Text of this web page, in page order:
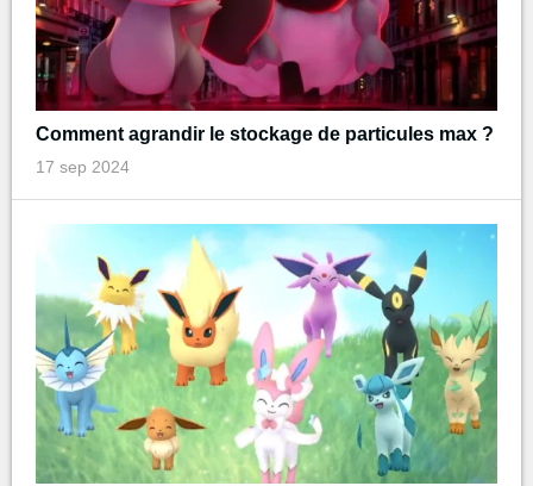
Comment agrandir le stockage de particules max ?
17 sep 2024